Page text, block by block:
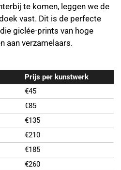
te komen, leggen we de
vast. Dit is de perfecte
giclée-prints van hoge
aan verzamelaars.
Prijs per kunstwerk
€45
€85
€135
€210
€185
€260